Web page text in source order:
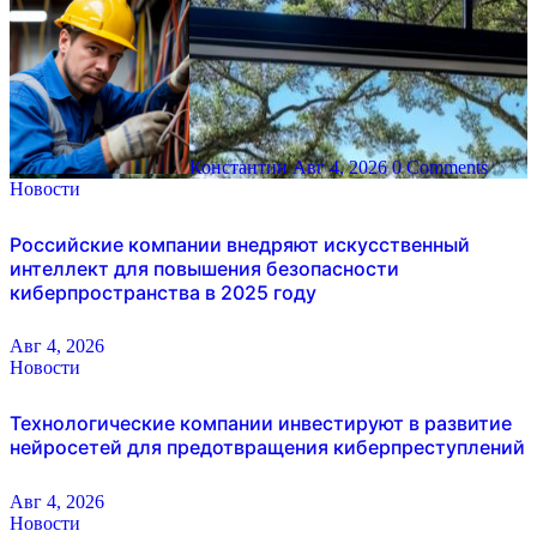
КонстантинАвг 4, 2026 0 Comments
Новости
Российские компании внедряют искусственный
интеллект для повышения безопасности
киберпространства в 2025 году
Авг 4, 2026
Новости
Технологические компании инвестируют в развитие
нейросетей для предотвращения киберпреступлений
Авг 4, 2026
Новости